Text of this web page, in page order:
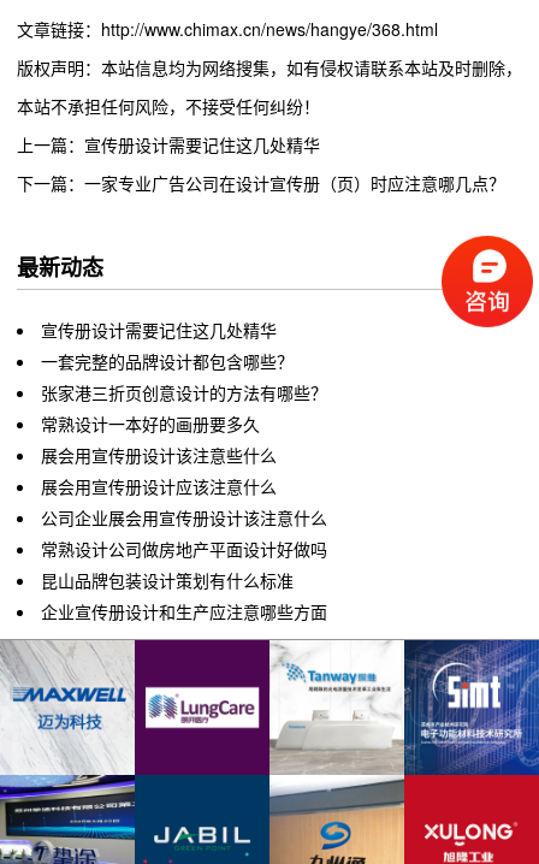
文章链接：http://www.chimax.cn/news/hangye/368.html
版权声明：本站信息均为网络搜集，如有侵权请联系本站及时删除，
本站不承担任何风险，不接受任何纠纷！
上一篇：宣传册设计需要记住这几处精华
下一篇：一家专业广告公司在设计宣传册（页）时应注意哪几点？
最新动态
宣传册设计需要记住这几处精华
一套完整的品牌设计都包含哪些？
张家港三折页创意设计的方法有哪些？
常熟设计一本好的画册要多久
展会用宣传册设计该注意些什么
展会用宣传册设计应该注意什么
公司企业展会用宣传册设计该注意什么
常熟设计公司做房地产平面设计好做吗
昆山品牌包装设计策划有什么标准
企业宣传册设计和生产应注意哪些方面